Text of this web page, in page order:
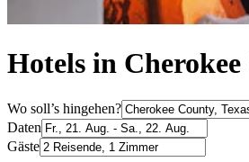
Hotels in
Wo soll’s hingehen?
Daten
Gäste